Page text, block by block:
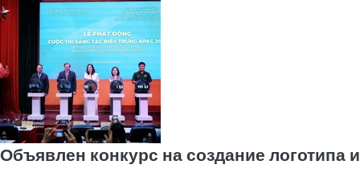
Объявлен конкурс на создание логотипа и